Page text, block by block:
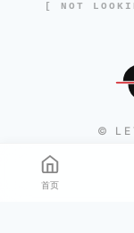
[ NOT
©
首页